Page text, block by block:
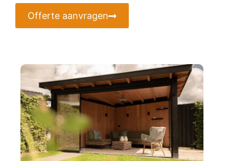
Offerte aanvragen